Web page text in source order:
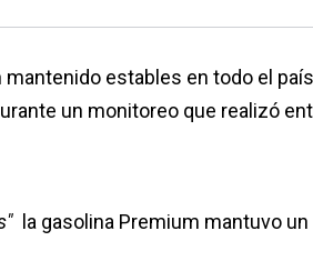
estables en todo el
un monitoreo que realizó
la gasolina Premium mantuvo